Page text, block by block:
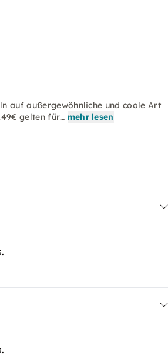
auf außergewöhnliche und coole Art
gelten für… mehr lesen